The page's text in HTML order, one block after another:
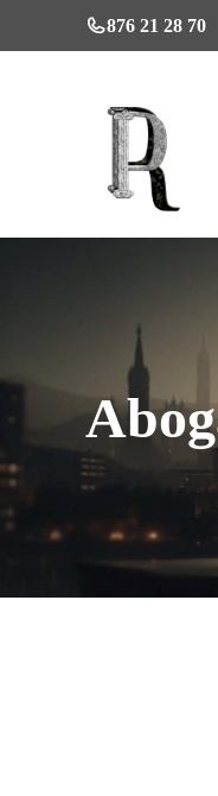
al
876 21 28 70